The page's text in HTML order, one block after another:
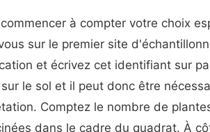
à compter votre choix
sur le premier site
et écrivez cet identifiant sur
le sol et il peut donc être
Comptez le nombre de
dans le cadre du quadrat. À